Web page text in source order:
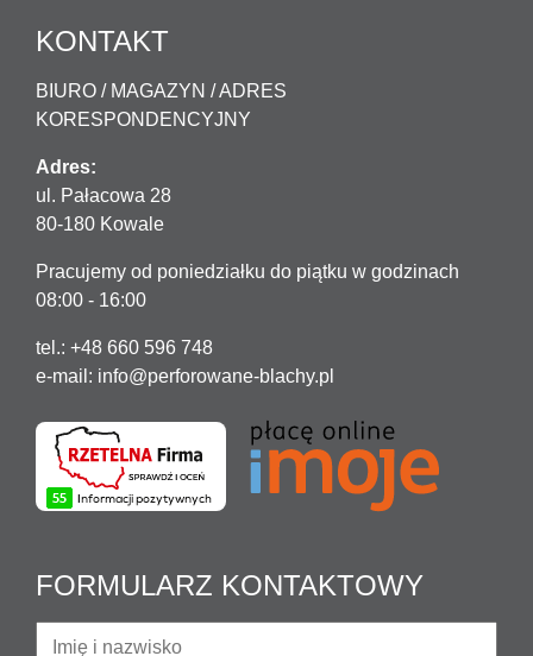
KONTAKT
BIURO / MAGAZYN / ADRES
KORESPONDENCYJNY
Adres:
ul. Pałacowa 28
80-180 Kowale
Pracujemy od poniedziałku do piątku w godzinach
08:00 - 16:00
tel.: +48 660 596 748
e-mail: info@perforowane-blachy.pl
FORMULARZ KONTAKTOWY